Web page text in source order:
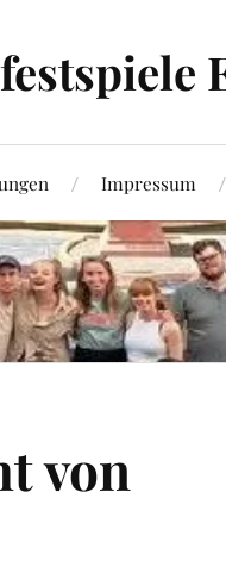
Impressum
von